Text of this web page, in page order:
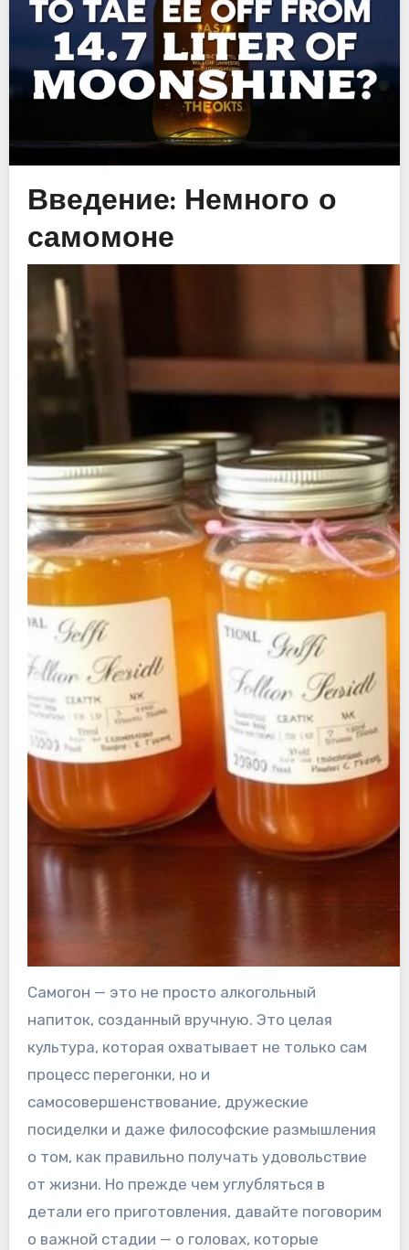
Введение: Немного о
самомоне
Самогон — это не просто алкогольный
напиток, созданный вручную. Это целая
культура, которая охватывает не только сам
процесс перегонки, но и
самосовершенствование, дружеские
посиделки и даже философские размышления
о том, как правильно получать удовольствие
от жизни. Но прежде чем углубляться в
детали его приготовления, давайте поговорим
о важной стадии — о головах, которые